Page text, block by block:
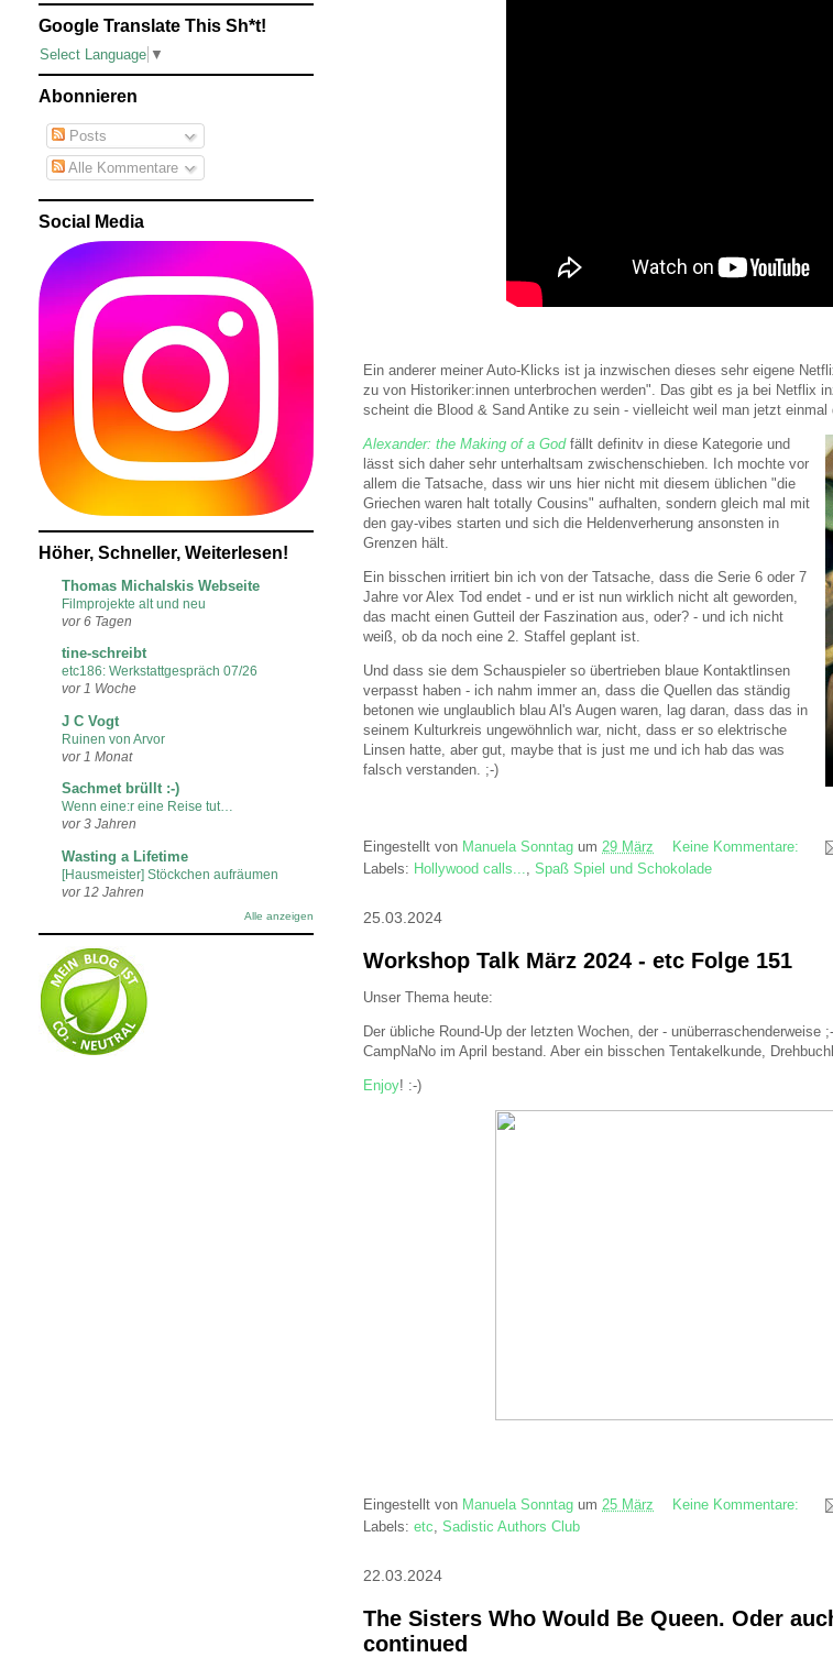
Ein anderer meiner Auto-Klicks ist ja inzwischen dieses sehr eigene
zu von Historiker:innen unterbrochen werden". Das gibt es ja bei Netflix
scheint die Blood & Sand Antike zu sein - vielleicht weil man jetzt
Alexander: the Making of a Godfällt definitv in diese Kategorie und
lässt sich daher sehr unterhaltsam zwischenschieben. Ich mochte vor
allem die Tatsache, dass wir uns hier nicht mit diesem üblichen "die
Griechen waren halt totally Cousins" aufhalten, sondern gleich mal mit
den gay-vibes starten und sich die Heldenverherung ansonsten in
Grenzen hält.
Ein bisschen irritiert bin ich von der Tatsache, dass die Serie 6 oder 7
Jahre vor Alex Tod endet - und er ist nun wirklich nicht alt geworden,
das macht einen Gutteil der Faszination aus, oder? - und ich nicht
weiß, ob da noch eine 2. Staffel geplant ist.
Und dass sie dem Schauspieler so übertrieben blaue Kontaktlinsen
verpasst haben - ich nahm immer an, dass die Quellen das ständig
betonen wie unglaublich blau Al's Augen waren, lag daran, dass das in
seinem Kulturkreis ungewöhnlich war, nicht, dass er so elektrische
Linsen hatte, aber gut, maybe that is just me und ich hab das was
falsch verstanden. ;-)
Eingestellt von Manuela Sonntag um 29 März
Keine Kommentare:
Labels: Hollywood calls... Spaß Spiel und Schokolade
25.03.2024
Workshop Talk März 2024 - etc Folge 151
Unser Thema heute:
Der übliche Round-Up der letzten Wochen, der - unüberraschenderweise
CampNaNo im April bestand. Aber ein bisschen Tentakelkunde,
Enjoy! :-)
Eingestellt von Manuela Sonntag um 25 März
Keine Kommentare:
Labels: etc Sadistic Authors Club
22.03.2024
The Sisters Who Would Be Queen. Oder
continued
Google Translate This Sh*t!
Select Language ▼
Abonnieren
Posts
Alle Kommentare
Social Media
Höher, Schneller, Weiterlesen!
Thomas Michalskis Webseite
Filmprojekte alt und neu
vor 6 Tagen
tine-schreibt
etc186: Werkstattgespräch 07/26
vor 1 Woche
J C Vogt
Ruinen von Arvor
vor 1 Monat
Sachmet brüllt :-)
Wenn eine:r eine Reise tut…
vor 3 Jahren
Wasting a Lifetime
[Hausmeister] Stöckchen aufräumen
vor 12 Jahren
Alle anzeigen